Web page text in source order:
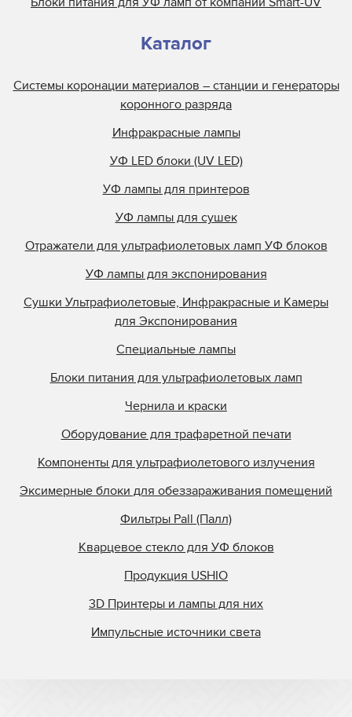
Каталог
Системы коронации материалов – станции и генераторы
коронного разряда
Инфракрасные лампы
УФ LED блоки (UV LED)
УФ лампы для принтеров
УФ лампы для сушек
Отражатели для ультрафиолетовых ламп УФ блоков
УФ лампы для экспонирования
Сушки Ультрафиолетовые, Инфракрасные и Камеры
для Экспонирования
Специальные лампы
Блоки питания для ультрафиолетовых ламп
Чернила и краски
Оборудование для трафаретной печати
Компоненты для ультрафиолетового излучения
Эксимерные блоки для обеззараживания помещений
Фильтры Pall (Палл)
Кварцевое стекло для УФ блоков
Продукция USHIO
3D Принтеры и лампы для них
Импульсные источники света